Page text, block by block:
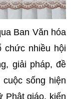
Ban Văn hóa
chức nhiều hội
giải pháp, đề
sống hiện
Phật giáo, kiến